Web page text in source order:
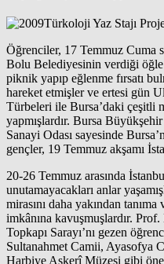
Öğrenciler, 17 Temmuz Cuma
Bolu Belediyesinin verdiği
piknik yapıp eğlenme fırsatı
hareket etmişler ve ertesi gün
Türbeleri ile Bursa’daki çeşitli
yapmışlardır. Bursa
Sanayi Odası sayesinde
gençler, 19 Temmuz akşamı
20-26 Temmuz arasında
unutamayacakları anlar
mirasını daha yakından
imkânına kavuşmuşlardır. Prof.
Topkapı Sarayı’nı gezen
Sultanahmet Camii, Ayasofya
Harbiye Askerî Müzesi gibi